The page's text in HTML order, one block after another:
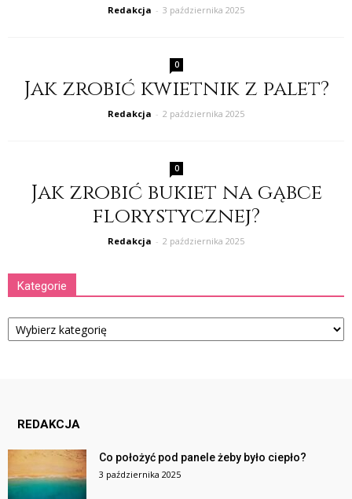
Redakcja - 3 października 2025
0
Jak zrobić kwietnik z palet?
Redakcja - 2 października 2025
0
Jak zrobić bukiet na gąbce
florystycznej?
Redakcja - 2 października 2025
Kategorie
Kategorie
REDAKCJA
Co położyć pod panele żeby było ciepło?
3 października 2025